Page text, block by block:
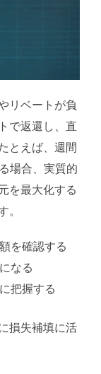
リベートが負
で返還し、直
とえば、週間
場合、実質的
を最大化する
。
を確認する
なる
把握する
損失補填に活